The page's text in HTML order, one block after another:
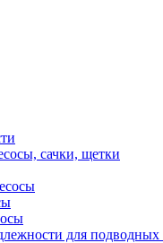
сачки, щетки
для подводных